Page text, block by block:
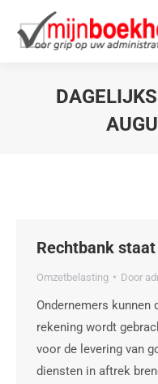
Rechtbank
Omzetbelasting Door
Ondernemers
rekening wordt
voor de levering van
diensten in aftrek